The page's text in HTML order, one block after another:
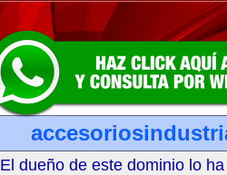
El dueño de este dominio lo